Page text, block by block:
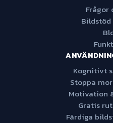
Frågor
Kognitivt
Stoppa
Motivation
Gratis
Färdiga